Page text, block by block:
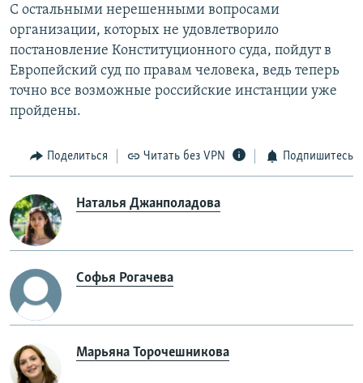
С остальными нерешенными вопросами
организации, которых не удовлетворило
постановление Конституционного суда, пойдут в
Европейский суд по правам человека, ведь теперь
точно все возможные российские инстанции уже
пройдены.
Поделиться Читать без VPN Подпишитесь
Наталья Джанполадова
Софья Рогачева
Марьяна Торочешникова